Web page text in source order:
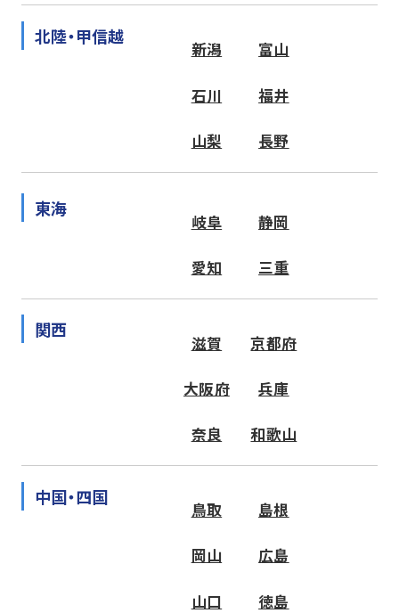
北陸・甲信越
新潟 富山
石川 福井
山梨 長野
東海
岐阜 静岡
愛知 三重
関西
滋賀 京都府
大阪府 兵庫
奈良 和歌山
中国・四国
鳥取 島根
岡山 広島
山口 徳島